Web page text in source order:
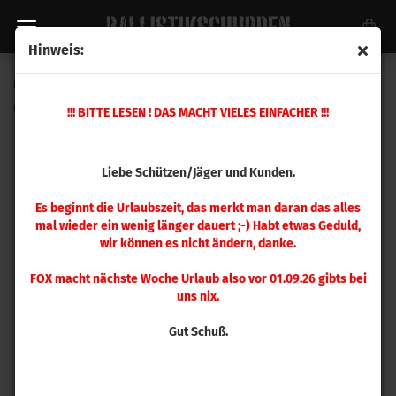
Hinweis:
!!! BITTE LESEN ! DAS MACHT VIELES EINFACHER !!!
Liebe Schützen/Jäger und Kunden.
Es beginnt die Urlaubszeit, das merkt man daran das alles
mal wieder ein wenig länger dauert ;-) Habt etwas Geduld,
wir können es nicht ändern, danke.
FOX macht nächste Woche Urlaub also vor 01.09.26 gibts bei
uns nix.
Gut Schuß.
Magpul MOE® K2-XL Griff FDE
MAG1165-FDE)